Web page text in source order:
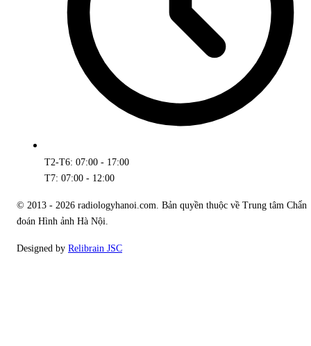
T2-T6: 07:00 - 17:00
T7: 07:00 - 12:00
© 2013 - 2026 radiologyhanoi.com. Bản quyền thuộc về Trung tâm Chẩn
đoán Hình ảnh Hà Nội.
Designed by Relibrain JSC